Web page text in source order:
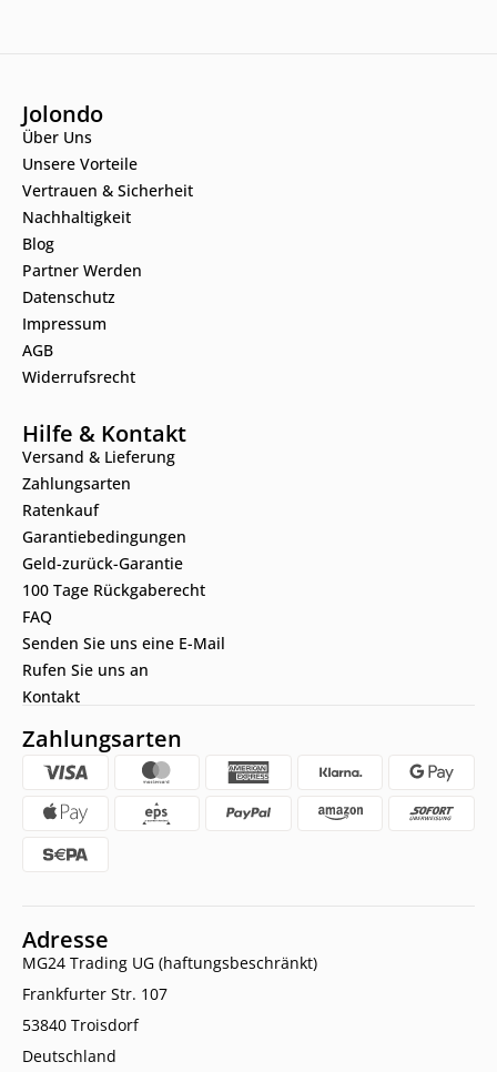
Jolondo
Über Uns
Unsere Vorteile
Vertrauen & Sicherheit
Nachhaltigkeit
Blog
Partner Werden
Datenschutz
Impressum
AGB
Widerrufsrecht
Hilfe & Kontakt
Versand & Lieferung
Zahlungsarten
Ratenkauf
Garantiebedingungen
Geld-zurück-Garantie
100 Tage Rückgaberecht
FAQ
Senden Sie uns eine E-Mail
Rufen Sie uns an
Kontakt
Zahlungsarten
Adresse
MG24 Trading UG (haftungsbeschränkt)
Frankfurter Str. 107
53840 Troisdorf
Deutschland